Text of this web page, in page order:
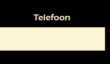
Telefoon